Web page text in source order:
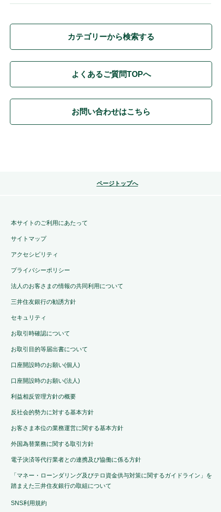
カテゴリーから検索する
よくあるご質問TOPへ
お問い合わせはこちら
ページトップへ
本サイトのご利用にあたって
サイトマップ
アクセシビリティ
プライバシーポリシー
法人のお客さまの情報の共同利用について
三井住友銀行の勧誘方針
セキュリティ
お取引時確認について
お取引目的等届出書について
口座開設時のお願い(個人)
口座開設時のお願い(法人)
利益相反管理方針の概要
反社会的勢力に対する基本方針
お客さま本位の業務運営に関する基本方針
外国為替業務に関する取引方針
電子決済等代行業者との連携及び協働に係る方針
「マネー・ローンダリング及びテロ資金供与対策に関するガイドライン」を
踏まえた三井住友銀行の取組について
SNS利用規約